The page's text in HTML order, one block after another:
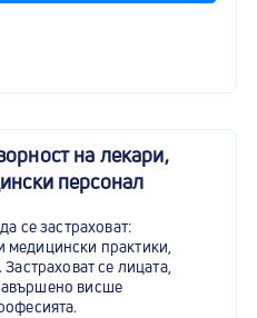
на лекари,
персонал
се застраховат:
практики,
се лицата,
висше